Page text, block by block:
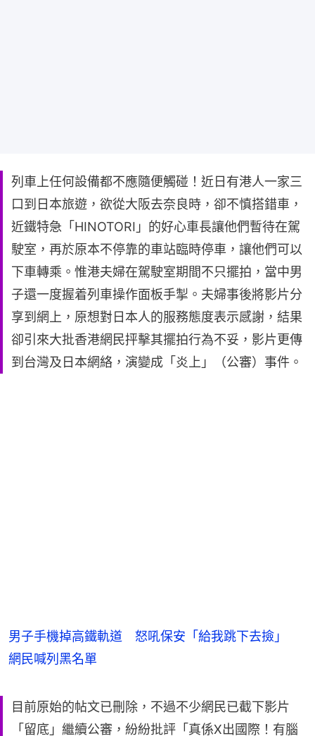
列車上任何設備都不應隨便觸碰！近日有港人一家三
口到日本旅遊，欲從大阪去奈良時，卻不慎搭錯車，
近鐵特急「HINOTORI」的好心車長讓他們暫待在駕
駛室，再於原本不停靠的車站臨時停車，讓他們可以
下車轉乘。惟港夫婦在駕駛室期間不只擺拍，當中男
子還一度握着列車操作面板手掣。夫婦事後將影片分
享到網上，原想對日本人的服務態度表示感謝，結果
卻引來大批香港網民抨擊其擺拍行為不妥，影片更傳
到台灣及日本網絡，演變成「炎上」（公審）事件。
男子手機掉高鐵軌道 怒吼保安「給我跳下去撿」
網民喊列黑名單
目前原始的帖文已刪除，不過不少網民已截下影片
「留底」繼續公審，紛紛批評「真係X出國際！有腦